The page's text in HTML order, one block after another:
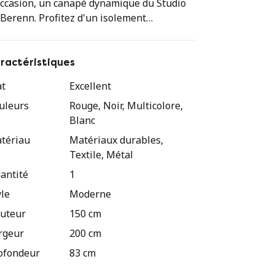
un canapé dynamique du Studio
Profitez d'un isolement
excentrique des revêtements
et noir, créez un environnement de
contemporain où le style, le confort
sont réunis.
Excellent
Rouge, Noir, Multicolore,
Blanc
Matériaux durables,
Textile, Métal
1
Moderne
150 cm
200 cm
83 cm